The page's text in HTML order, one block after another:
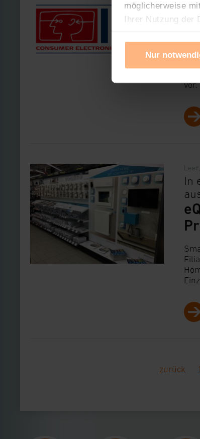
möglicherweise
Ihrer Nutzung der
Verwendung von
Sie können die
widerrufen. Ihre
Nur
In
In
zurück 1